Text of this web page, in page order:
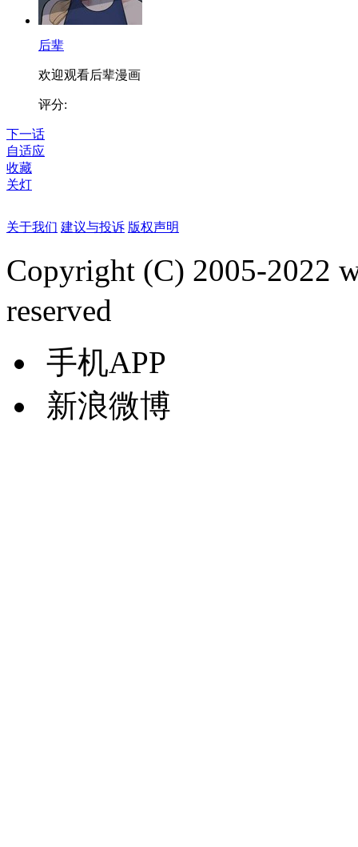
后辈
欢迎观看后辈漫画
评分:
下一话
自适应
收藏
关灯
关于我们 建议与投诉 版权声明
Copyright (C) 2005-2022
reserved
手机APP
新浪微博